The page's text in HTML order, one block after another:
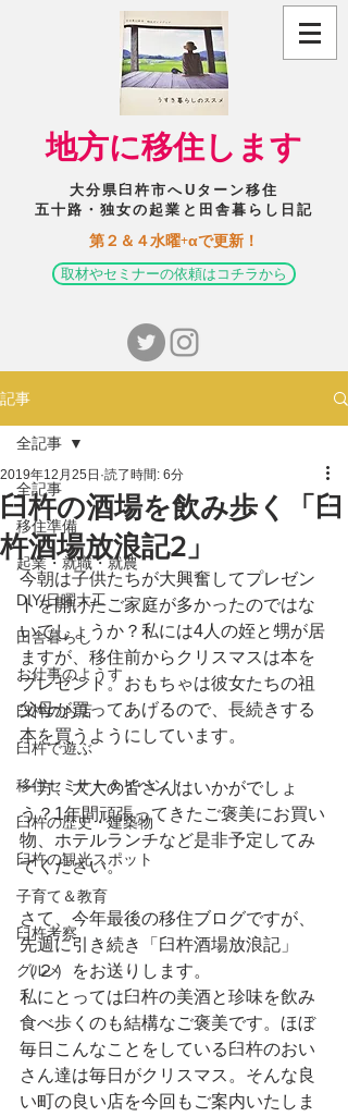
​地方に移住します
大分県臼杵市へUターン移住
五十路・独女の起業と田舎暮らし日記
​第２＆４水曜+αで更新！
取材やセミナーの依頼はコチラから
記事
全記事
移住準備
起業・就職・就農
DIY/日曜大工
田舎暮らし
お仕事のようす
臼杵のお店
臼杵で遊ぶ
移住セミナー＆イベント
臼杵の歴史・建築物
臼杵の観光スポット
子育て＆教育
臼杵考察
グルメ
全記事
臼杵の酒場を飲み歩く「臼
杵酒場放浪記2」
2019年12月25日 読了時間: 6分
今朝は子供たちが大興奮してプレゼン
トを開けたご家庭が多かったのではな
いでしょうか？私には4人の姪と甥が居
ますが、移住前からクリスマスは本を
プレゼント。おもちゃは彼女たちの祖
父母が買ってあげるので、長続きする
本を買うようにしています。
一方、大人の皆さんはいかがでしょ
う？1年間頑張ってきたご褒美にお買い
物、ホテルランチなど是非予定してみ
てください。
さて、今年最後の移住ブログですが、
先週に引き続き「臼杵酒場放浪記」
（２）をお送りします。
私にとっては臼杵の美酒と珍味を飲み
食べ歩くのも結構なご褒美です。ほぼ
毎日こんなことをしている臼杵のおい
さん達は毎日がクリスマス。そんな良
い町の良い店を今回もご案内いたしま